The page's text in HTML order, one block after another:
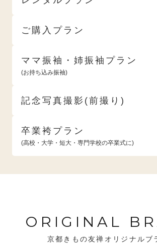
ご購入プラン
ママ振袖・姉振袖プラン
(お持ち込み振袖)
記念写真撮影(前撮り)
卒業袴プラン
(高校・大学・短大・専門学校の卒業式に)
ORIGINAL
京都きもの友禅オリジナルブ